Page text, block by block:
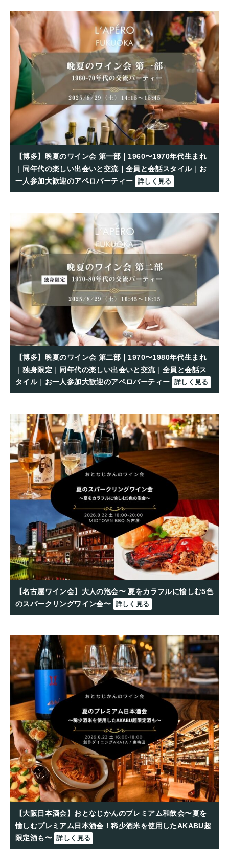
【博多】晩夏のワイン会 第一部｜1960〜1970年代生まれ
｜同年代の楽しい出会いと交流｜全員と会話スタイル｜お
一人参加大歓迎のアペロパーティー 詳しく見る
【博多】晩夏のワイン会 第二部｜1970〜1980年代生まれ
｜独身限定｜同年代の楽しい出会いと交流｜全員と会話ス
タイル｜お一人参加大歓迎のアペロパーティー 詳しく見る
【名古屋ワイン会】大人の泡会〜 夏をカラフルに愉しむ5色
のスパークリングワイン会〜 詳しく見る
【大阪日本酒会】おとなじかんのプレミアム和飲会〜夏を
愉しむプレミアム日本酒会！稀少酒米を使用したAKABU超
限定酒も〜 詳しく見る